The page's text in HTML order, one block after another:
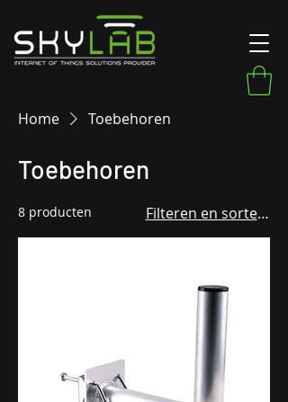
Home Toebehoren
Toebehoren
8 producten Filteren en sorteren